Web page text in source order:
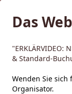
Das
"ERKLÄRVIDEO:
& Standard-
Wenden Sie
Organisator.